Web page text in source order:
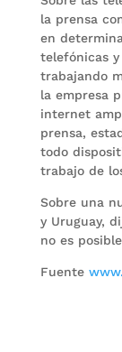
la prensa
en
telefónicas
trabajando
la empresa
internet
prensa,
todo
trabajo de
Sobre una
y Uruguay,
no es
Fuente